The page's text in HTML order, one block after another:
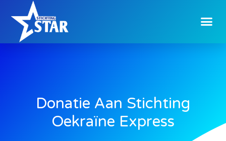
Donatie Aan Stichting
Oekraïne Express